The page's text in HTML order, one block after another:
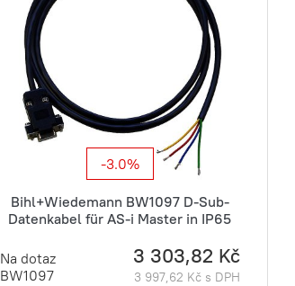
-3.0%
Bihl+Wiedemann BW1097 D-Sub-
Datenkabel für AS-i Master in IP65
Na dotaz
BW1097
3 303,82 Kč
3 997,62 Kč s DPH